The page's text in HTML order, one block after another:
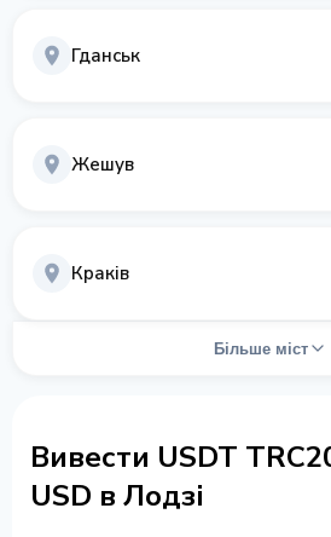
Гданськ
Жешув
Краків
Більше міст
Вивести USDT
USD в Лодзі